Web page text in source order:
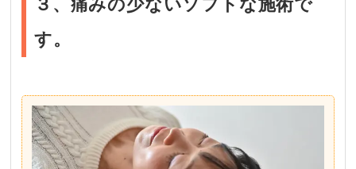
３、痛みの少ないソフトな施術で
す。